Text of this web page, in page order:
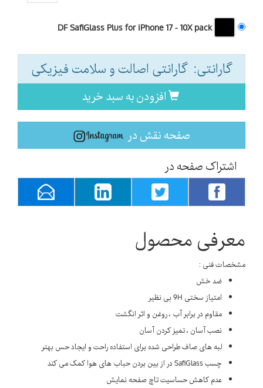
DF SafiGlass Plus for iPhone 17 - 10X pack
گارانتی: گارانتی اصالت و سلامت فیزیکی
افزودن به سبد خرید
صفحه نقش در
اشتراک صفحه در
معرفی محصول
مشخصات فنی :
ضد خش
امتیاز سختی 9H بی نظیر
مقاوم در برابر آب ، روغن و اثر انگشت
نصب آسان ، تمیز کردن آسان
لبه های صاف طراحی شده برای استفاده راحت و ایجاد حس بهتر
چسب SafiGlass در از بین بردن حباب های هوا کمک می کند
عدم کاهش حساسیت تاچ صفحه نمایش